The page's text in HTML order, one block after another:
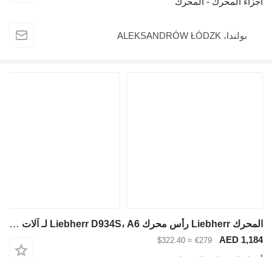
بولندا، ALEKSANDRÓW ŁÓDZK
المحرك Liebherr رأس محرك Liebherr D934S، A6 لـ آلات البناء
AED 1,184
€279
≈ $322.40